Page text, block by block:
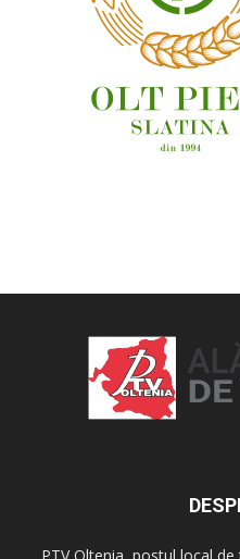
PTV Oltenia, postul local